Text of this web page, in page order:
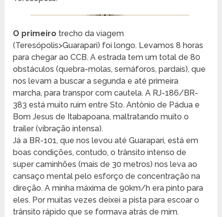
O primeiro trecho da viagem
(Teresópolis>Guarapari) foi longo. Levamos 8 horas
para chegar ao CCB. A estrada tem um total de 80
obstáculos (quebra-molas, semáforos, pardais), que
nos levam a buscar a segunda e até primeira
marcha, para transpor com cautela. A RJ-186/BR-
383 está muito ruim entre Sto. Antônio de Pádua e
Bom Jesus de Itabapoana, maltratando muito o
trailer (vibração intensa).
Já a BR-101, que nos levou até Guarapari, está em
boas condições, contudo, o trânsito intenso de
super caminhões (mais de 30 metros) nos leva ao
cansaço mental pelo esforço de concentração na
direção. A minha máxima de 90km/h era pinto para
eles. Por muitas vezes deixei a pista para escoar o
trânsito rápido que se formava atrás de mim.